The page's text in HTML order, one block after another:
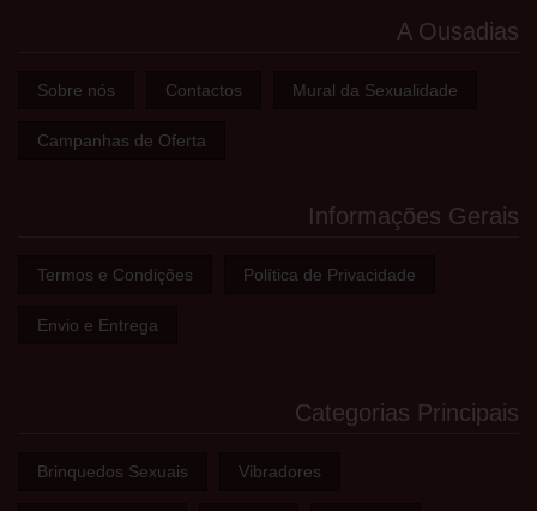
A Ousadias
Sobre nós Contactos Mural da Sexualidade
Campanhas de Oferta
Informações Gerais
Termos e Condições Política de Privacidade
Envio e Entrega
Categorias Principais
Brinquedos Sexuais Vibradores